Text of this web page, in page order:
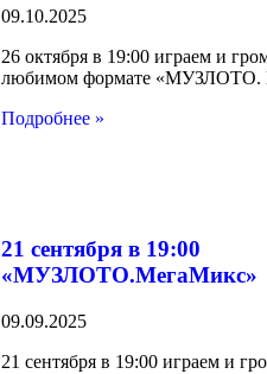
09.10.2025
26 октября в 19:00 играем и
любимом формате
Подробнее »
21 сентября в 19:00
«МУЗЛОТО.МегаМикс»
09.09.2025
21 сентября в 19:00 играем и